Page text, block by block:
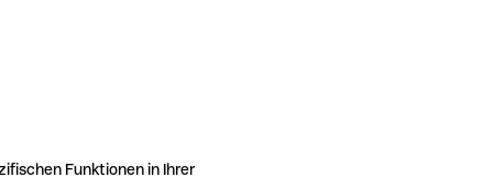
Funktionen in Ihrer